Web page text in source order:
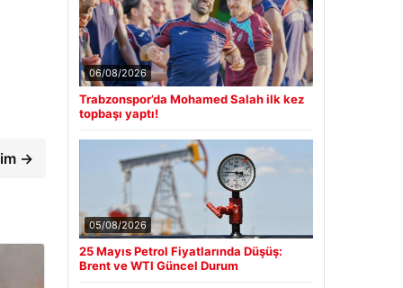
→
06/08/2026
Trabzonspor’da Mohamed Salah ilk kez
topbaşı yaptı!
05/08/2026
25 Mayıs Petrol Fiyatlarında Düşüş:
Brent ve WTI Güncel Durum